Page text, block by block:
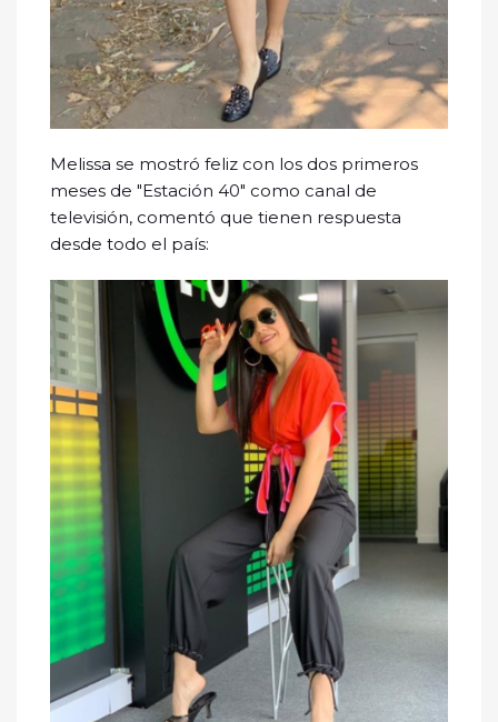
Melissa se mostró feliz con los dos primeros
meses de "Estación 40" como canal de
televisión, comentó que tienen respuesta
desde todo el país: